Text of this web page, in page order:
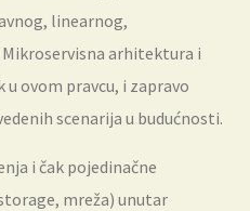
linearnog,
arhitektura i
ovom pravcu, i zapravo
scenarija u budućnosti.
i čak pojedinačne
mreža) unutar